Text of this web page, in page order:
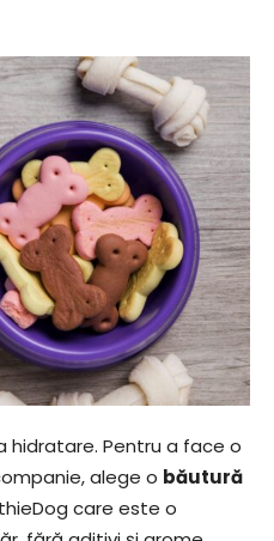
hidratare. Pentru a face o
alege o băutură
care este o